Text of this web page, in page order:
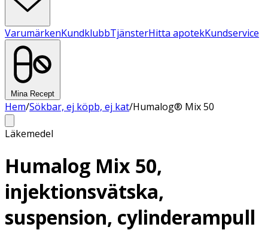
VarumärkenKundklubbTjänsterHitta apotekKundservice
Mina Recept
Hem/Sökbar, ej köpb, ej kat/Humalog® Mix 50
Läkemedel
Humalog Mix 50,
injektionsvätska,
suspension, cylinderampull